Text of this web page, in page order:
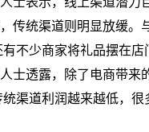
传统渠道则明显放缓。
不少商家将礼品摆在店
士透露，除了电商带来
渠道利润越来越低，很